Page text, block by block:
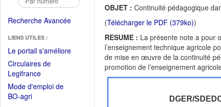
Recherche Avancée
LIENS UTILES :
Le portail s'améliore(Fichier
Circulaires de
Legifrance(Ouvrir
dans
une
Mode d'emploi de
BO-agri(Ouvrir
OBJET : Continuité pédagogique
(Télécharger le PDF (379ko))
RESUME : La présente note a pour
l’enseignement technique agricole
de mise en œuvre de la continuité
promotion de l’enseignement
DGER/